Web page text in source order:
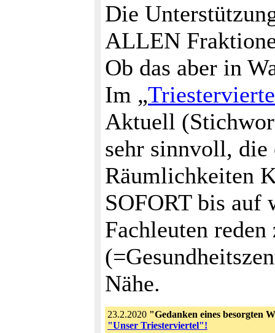
Die
ALLEN
Ob das aber in
Im „
Aktuell
sehr sinnvoll, die
Räumlichkeiten
SOFORT bis auf
Fachleuten
Nähe.
23.2.2020 "Gedanken eines besorgten
"Unser Triesterviertel"!